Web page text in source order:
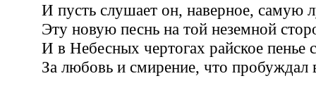
И пусть слушает он, наверное, самую
Эту новую песнь на той неземной
И в Небесных чертогах райское пенье
За любовь и смирение, что пробуждал